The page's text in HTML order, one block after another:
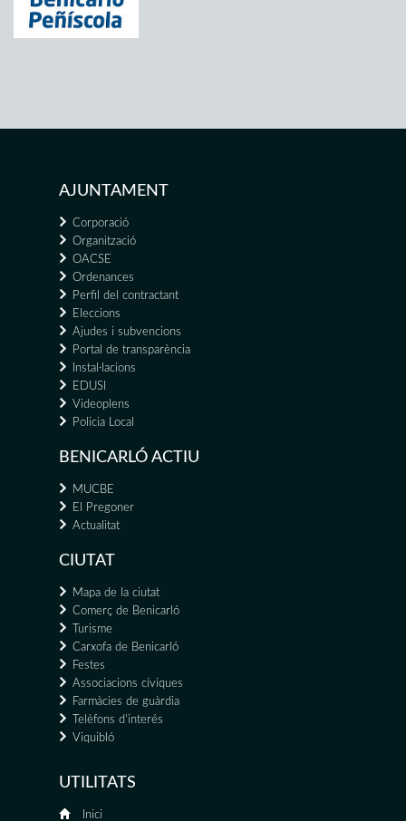
AJUNTAMENT
Corporació
Organització
OACSE
Ordenances
Perfil del contractant
Eleccions
Ajudes i subvencions
Portal de transparència
Instal·lacions
EDUSI
Videoplens
Policia Local
BENICARLÓ ACTIU
MUCBE
El Pregoner
Actualitat
CIUTAT
Mapa de la ciutat
Comerç de Benicarló
Turisme
Carxofa de Benicarló
Festes
Associacions cíviques
Farmàcies de guàrdia
Telèfons d'interés
Viquibló
UTILITATS
Inici